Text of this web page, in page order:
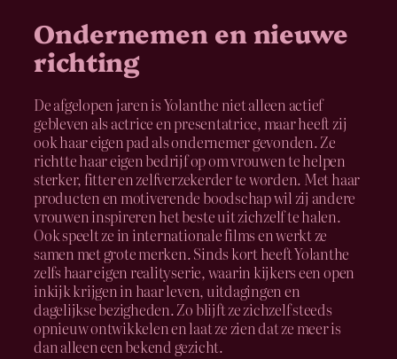
Ondernemen en nieuwe
richting
De afgelopen jaren is Yolanthe niet alleen actief
gebleven als actrice en presentatrice, maar heeft zij
ook haar eigen pad als ondernemer gevonden. Ze
richtte haar eigen bedrijf op om vrouwen te helpen
sterker, fitter en zelfverzekerder te worden. Met haar
producten en motiverende boodschap wil zij andere
vrouwen inspireren het beste uit zichzelf te halen.
Ook speelt ze in internationale films en werkt ze
samen met grote merken. Sinds kort heeft Yolanthe
zelfs haar eigen realityserie, waarin kijkers een open
inkijk krijgen in haar leven, uitdagingen en
dagelijkse bezigheden. Zo blijft ze zichzelf steeds
opnieuw ontwikkelen en laat ze zien dat ze meer is
dan alleen een bekend gezicht.